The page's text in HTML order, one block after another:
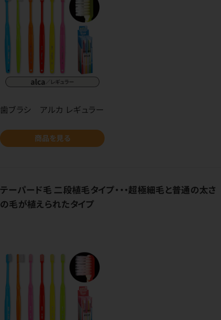
歯ブラシ アルカ レギュラー
商品を見る
テーパード毛 二段植毛タイプ・・・超極細毛と普通の太さ
の毛が植えられたタイプ